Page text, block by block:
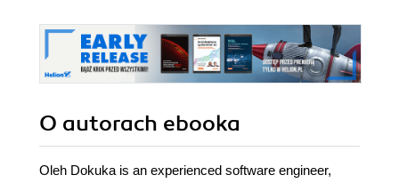
O autorach ebooka
Oleh Dokuka is an experienced software engineer,